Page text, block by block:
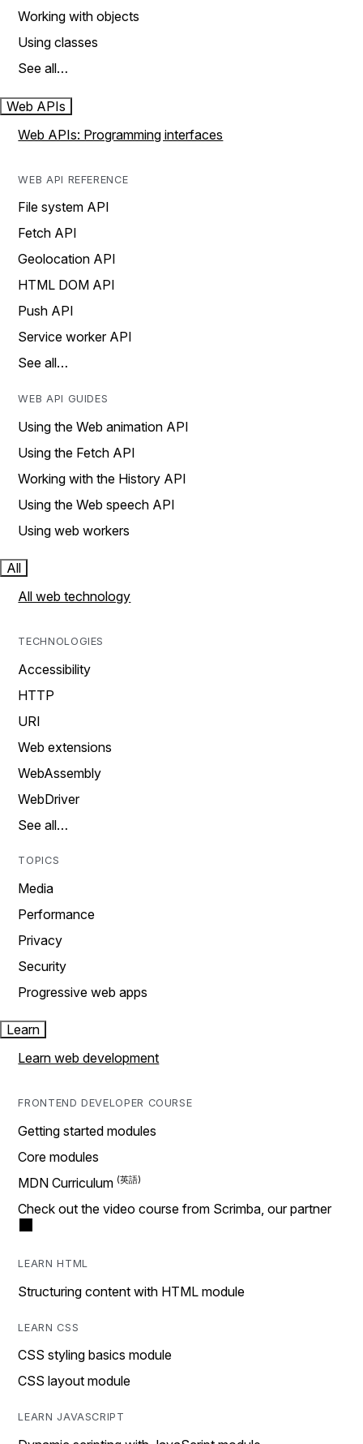
Working with objects
Using classes
See all…
Web APIs
Web APIs: Programming interfaces
WEB API REFERENCE
File system API
Fetch API
Geolocation API
HTML DOM API
Push API
Service worker API
See all…
WEB API GUIDES
Using the Web animation API
Using the Fetch API
Working with the History API
Using the Web speech API
Using web workers
All
All web technology
TECHNOLOGIES
Accessibility
HTTP
URI
Web extensions
WebAssembly
WebDriver
See all…
TOPICS
Media
Performance
Privacy
Security
Progressive web apps
Learn
Learn web development
FRONTEND DEVELOPER COURSE
Getting started modules
Core modules
MDN Curriculum
Check out the video course from Scrimba, our partner
LEARN HTML
Structuring content with HTML module
LEARN CSS
CSS styling basics module
CSS layout module
LEARN JAVASCRIPT